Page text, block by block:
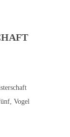
Vogel